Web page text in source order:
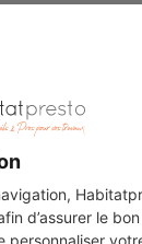
d’assurer le
personnaliser